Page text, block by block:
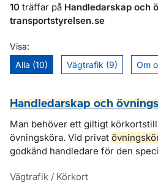
10 träffar på Handledarskap och
transportstyrelsen.se
Visa:
Alla (10)
Vägtrafik (9) Om
Handledarskap och
Man behöver ett giltigt
övningsköra. Vid privat
godkänd handledare för den
Vägtrafik / Körkort